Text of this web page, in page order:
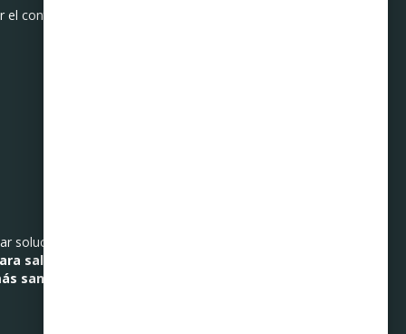
control financiero sin
soluciones responsables
salir adelante. En
sana.